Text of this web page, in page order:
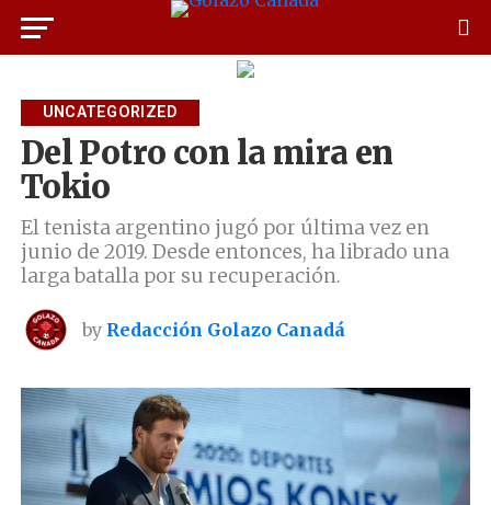
UNCATEGORIZED
Del Potro con la mira en
Tokio
El tenista argentino jugó por última vez en
junio de 2019. Desde entonces, ha librado una
larga batalla por su recuperación.
by Redacción Golazo Canadá